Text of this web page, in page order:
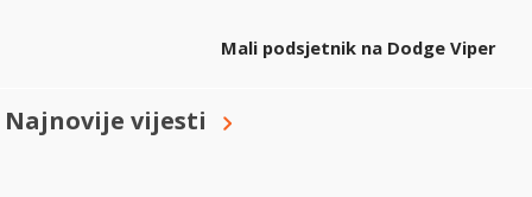
Mali podsjetnik na Dodge Viper
Najnovije vijesti